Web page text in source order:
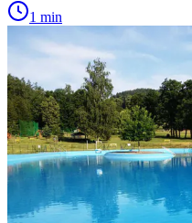
1 min